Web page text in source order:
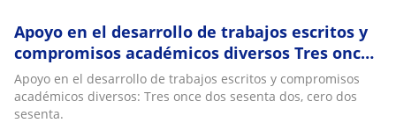
Apoyo en el desarrollo de trabajos escritos y
compromisos académicos diversos Tres once
dos sesenta dos, cero dos sesenta
Apoyo en el desarrollo de trabajos escritos y compromisos
académicos diversos: Tres once dos sesenta dos, cero dos
sesenta.